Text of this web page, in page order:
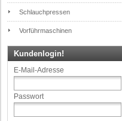
Schlauchpressen
Vorführmaschinen
Kundenlogin!
E-Mail-Adresse
Passwort